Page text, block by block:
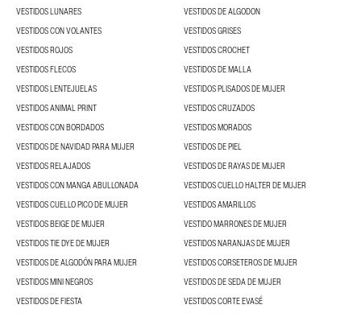
VESTIDOS LUNARES
VESTIDOS DE ALGODON
VESTIDOS CON VOLANTES
VESTIDOS GRISES
VESTIDOS ROJOS
VESTIDOS CROCHET
VESTIDOS FLECOS
VESTIDOS DE MALLA
VESTIDOS LENTEJUELAS
VESTIDOS PLISADOS DE MUJER
VESTIDOS ANIMAL PRINT
VESTIDOS CRUZADOS
VESTIDOS CON BORDADOS
VESTIDOS MORADOS
VESTIDOS DE NAVIDAD PARA MUJER
VESTIDOS DE PIEL
VESTIDOS RELAJADOS
VESTIDOS DE RAYAS DE MUJER
VESTIDOS CON MANGA ABULLONADA
VESTIDOS CUELLO HALTER DE MUJER
VESTIDOS CUELLO PICO DE MUJER
VESTIDOS AMARILLOS
VESTIDOS BEIGE DE MUJER
VESTIDO MARRONES DE MUJER
VESTIDOS TIE DYE DE MUJER
VESTIDOS NARANJAS DE MUJER
VESTIDOS DE ALGODÓN PARA MUJER
VESTIDOS CORSETEROS DE MUJER
VESTIDOS MINI NEGROS
VESTIDOS DE SEDA DE MUJER
VESTIDOS DE FIESTA
VESTIDOS CORTE EVASÉ